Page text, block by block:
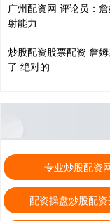
广州配资网 评论员：
射能力
炒股配资股票配资 詹
了 绝对的
专业炒股配资
配资操盘炒股配资